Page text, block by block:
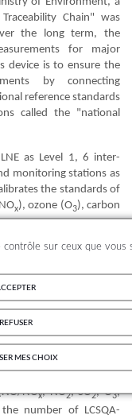
Chain" was
the long term, the
for major
device is to ensure the
by connecting
reference standards
called the "national
as Level 1, 6 inter-
monitoring stations as
the standards of
x), ozone (O3), carbon
every 6 months
once a year for each
benzene, toluene,
of allAASQA,
cylinders used by the
carried out since
NOx, NO2, SO2, O3,
number of LCSQA-
sur ceux que vous
MES CHOIX